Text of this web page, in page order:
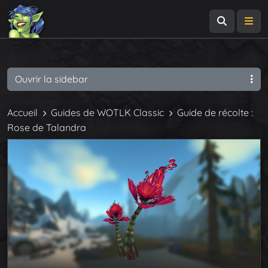
Accueil Guides de WOTLK Classic
Guide de récolte :
Rose de Talandra
Ouvrir la sidebar